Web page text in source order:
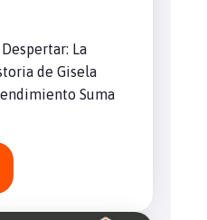
La
de Gisela
Suma